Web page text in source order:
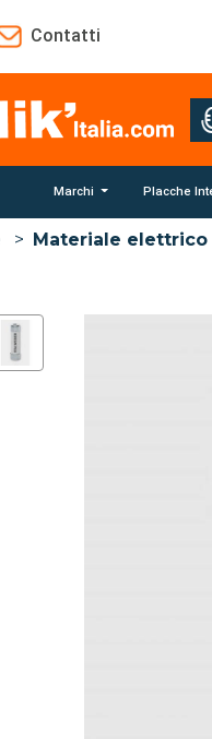
Contatti
Marchi Placche
> Materiale elettrico